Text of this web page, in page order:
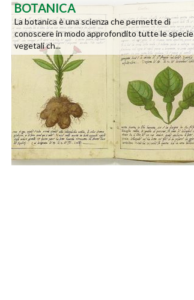
BOTANICA
La botanica è una scienza che permette di
conoscere in modo approfondito tutte le specie
vegetali ch...